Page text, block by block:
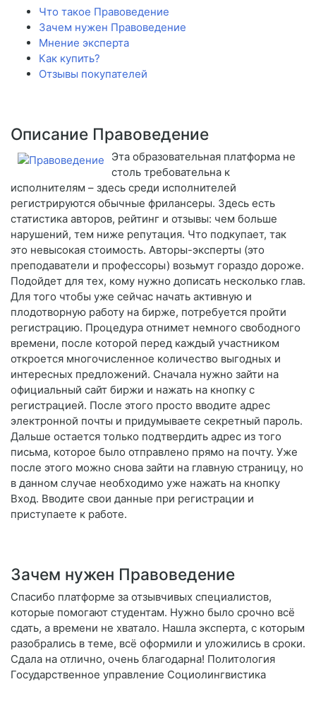
Что такое Правоведение
Зачем нужен Правоведение
Мнение эксперта
Как купить?
Отзывы покупателей
Описание Правоведение
Эта образовательная платформа не
столь требовательна к
исполнителям – здесь среди исполнителей
регистрируются обычные фрилансеры. Здесь есть
статистика авторов, рейтинг и отзывы: чем больше
нарушений, тем ниже репутация. Что подкупает, так
это невысокая стоимость. Авторы-эксперты (это
преподаватели и профессоры) возьмут гораздо дороже.
Подойдет для тех, кому нужно дописать несколько глав.
Для того чтобы уже сейчас начать активную и
плодотворную работу на бирже, потребуется пройти
регистрацию. Процедура отнимет немного свободного
времени, после которой перед каждый участником
откроется многочисленное количество выгодных и
интересных предложений. Сначала нужно зайти на
официальный сайт биржи и нажать на кнопку с
регистрацией. После этого просто вводите адрес
электронной почты и придумываете секретный пароль.
Дальше остается только подтвердить адрес из того
письма, которое было отправлено прямо на почту. Уже
после этого можно снова зайти на главную страницу, но
в данном случае необходимо уже нажать на кнопку
Вход. Вводите свои данные при регистрации и
приступаете к работе.
Зачем нужен Правоведение
Спасибо платформе за отзывчивых специалистов,
которые помогают студентам. Нужно было срочно всё
сдать, а времени не хватало. Нашла эксперта, с которым
разобрались в теме, всё оформили и уложились в сроки.
Сдала на отлично, очень благодарна! Политология
Государственное управление Социолингвистика